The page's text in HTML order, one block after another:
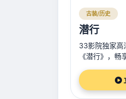
古装/历史
潜行
33影院独家高
《潜行》，畅